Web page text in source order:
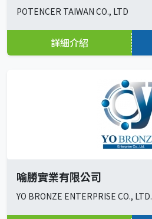
POTENCER TAIWAN CO., LTD
詳細介紹
喻勝實業有限公司
YO BRONZE ENTERPRISE CO., LTD.